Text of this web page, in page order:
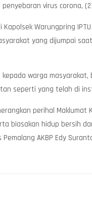
virus corona,
Kapolsek Warungpring
yang dijumpai
kepada warga
seperti yang telah di
perihal
biasakan hidup bersih
AKBP Edy